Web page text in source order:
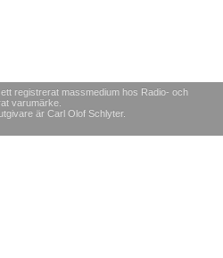
registrerat massmedium hos Radio- och
varumärke.
är Carl Olof Schlyter.